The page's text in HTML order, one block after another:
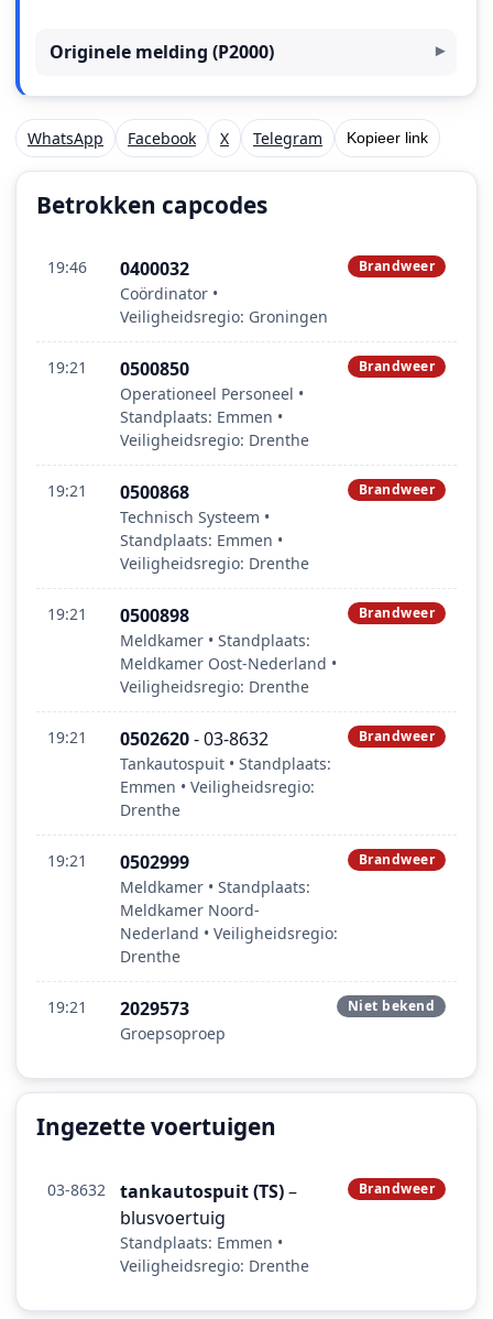
Originele melding (P2000)
WhatsApp Facebook X Telegram Kopieer link
Betrokken capcodes
19:46 0400032
Coördinator •
Veiligheidsregio: Groningen
Brandweer
19:21 0500850
Operationeel Personeel •
Standplaats: Emmen •
Veiligheidsregio: Drenthe
Brandweer
19:21 0500868
Technisch Systeem •
Standplaats: Emmen •
Veiligheidsregio: Drenthe
Brandweer
19:21 0500898
Meldkamer • Standplaats:
Meldkamer Oost‑Nederland •
Veiligheidsregio: Drenthe
Brandweer
19:21 0502620- 03-8632
Tankautospuit • Standplaats:
Emmen • Veiligheidsregio:
Drenthe
Brandweer
19:21 0502999
Meldkamer • Standplaats:
Meldkamer Noord-
Nederland • Veiligheidsregio:
Drenthe
Brandweer
19:21 2029573
Groepsoproep
Niet bekend
Ingezette voertuigen
03-8632 tankautospuit (TS)–
blusvoertuig
Standplaats: Emmen •
Veiligheidsregio: Drenthe
Brandweer